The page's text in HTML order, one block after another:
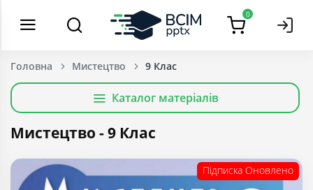
0
Головна Мистецтво 9 Клас
Каталог матеріалів
Мистецтво - 9 Клас
Підписка Оновлено